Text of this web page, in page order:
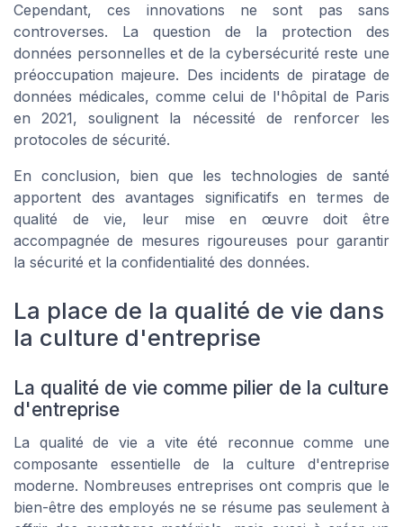
Cependant, ces innovations ne sont pas sans
controverses. La question de la protection des
données personnelles et de la cybersécurité reste une
préoccupation majeure. Des incidents de piratage de
données médicales, comme celui de l'hôpital de Paris
en 2021, soulignent la nécessité de renforcer les
protocoles de sécurité.
En conclusion, bien que les technologies de santé
apportent des avantages significatifs en termes de
qualité de vie, leur mise en œuvre doit être
accompagnée de mesures rigoureuses pour garantir
la sécurité et la confidentialité des données.
La place de la qualité de vie dans
la culture d'entreprise
La qualité de vie comme pilier de la culture
d'entreprise
La qualité de vie a vite été reconnue comme une
composante essentielle de la culture d'entreprise
moderne. Nombreuses entreprises ont compris que le
bien-être des employés ne se résume pas seulement à